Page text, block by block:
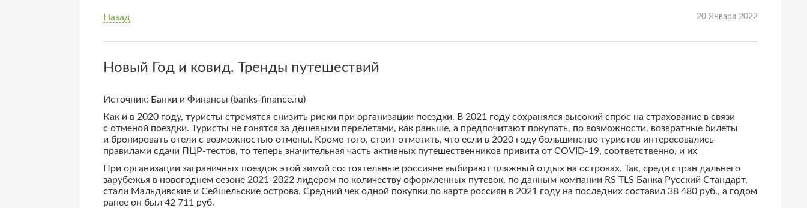
Назад 20 Января 2022
Новый Год и ковид. Тренды путешествий
Источник: Банки и Финансы (banks-finance.ru)
Как и в 2020 году, туристы стремятся снизить риски при организации поездки. В 2021 году сохранялся высокий спрос на страхование в связи
с отменой поездки. Туристы не гонятся за дешевыми перелетами, как раньше, а предпочитают покупать, по возможности, возвратные билеты
и бронировать отели с возможностью отмены. Кроме того, стоит отметить, что если в 2020 году большинство туристов интересовались
правилами сдачи ПЦР-тестов, то теперь значительная часть активных путешественников привита от COVID-19, соответственно, и их
При организации заграничных поездок этой зимой состоятельные россияне выбирают пляжный отдых на островах. Так, среди стран дальнего
зарубежья в новогоднем сезоне 2021-2022 лидером по количеству оформленных путевок, по данным компании RS TLS Банка Русский Стандарт,
стали Мальдивские и Сейшельские острова. Средний чек одной покупки по карте россиян в 2021 году на последних составил 38 480 руб., а годом
ранее он был 42 711 руб.